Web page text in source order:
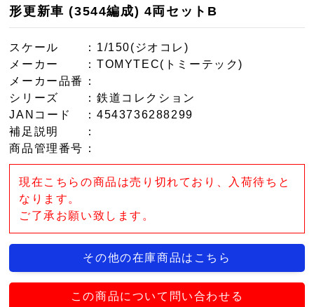
形更新車 (3544編成) 4両セットB
スケール
：1/150(ジオコレ)
メーカー
：TOMYTEC(トミーテック)
メーカー品番
：
シリーズ
：鉄道コレクション
JANコード
：4543736288299
補足説明
：
商品管理番号 ：
現在こちらの商品は売り切れており、入荷待ちと
なります。
ご了承お願い致します。
その他の在庫商品はこちら
この商品について問い合わせる